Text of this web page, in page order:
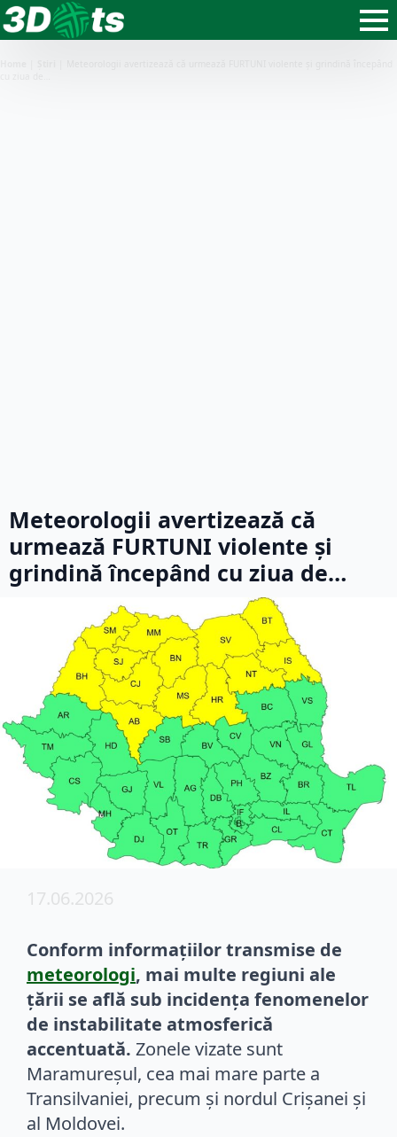
Meteorologii avertizează că
urmează FURTUNI violente și
grindină începând cu ziua de…
17.06.2026
Conform informațiilor transmise de
meteorologi, mai multe regiuni ale
țării se află sub incidența fenomenelor
de instabilitate atmosferică
accentuată. Zonele vizate sunt
Maramureșul, cea mai mare parte a
Transilvaniei, precum și nordul Crișanei și
al Moldovei.